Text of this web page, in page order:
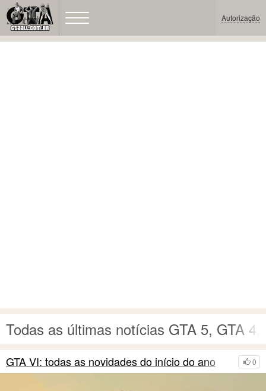
Autorização
Todas as últimas notícias GTA 5, GTA
0
GTA VI: todas as novidades do início do ano